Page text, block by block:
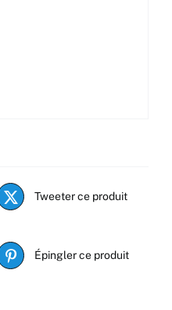
Tweeter ce produit
Épingler ce produit